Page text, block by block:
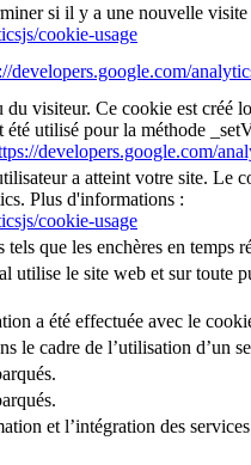
si il y a une nouvelle
cookie-usage
developers.google.com/
visiteur. Ce cookie est créé
utilisé pour la méthode
developers.google.com/
a atteint votre site. Le
Plus d'informations :
cookie-usage
que les enchères en temps
le site web et sur toute
a été effectuée avec le
le cadre de l’utilisation
et l’intégration des